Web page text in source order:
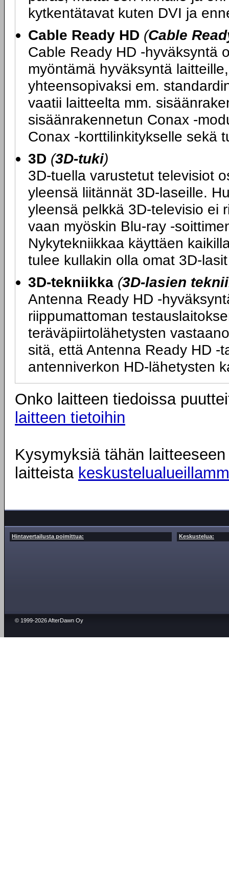
kytkentätavat kuten DVI ja
Cable Ready HD (Cable
Cable Ready HD -hyväksyntä
myöntämä hyväksyntä
yhteensopivaksi em.
vaatii laitteelta mm.
sisäänrakennetun Conax -
Conax -korttilinkitykselle sekä
3D (3D-tuki)
3D-tuella varustetut televisiot
yleensä liitännät 3D-laseille.
yleensä pelkkä 3D-televisio ei
vaan myöskin Blu-ray -
Nykytekniikkaa käyttäen
tulee kullakin olla omat 3D-
3D-tekniikka (3D-lasien
Antenna Ready HD -
riippumattoman
teräväpiirtolähetysten
sitä, että Antenna Ready HD -
antenniverkon HD-lähetysten
Onko laitteen tiedoissa
laitteen tietoihin
Kysymyksiä tähän
laitteista
Hintavertailusta poimittua: Keskustelua:
© 1999-2026 AfterDawn Oy